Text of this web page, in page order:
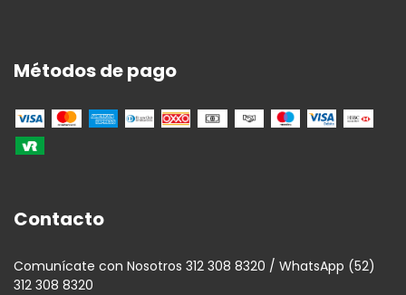
Métodos de pago
Contacto
Comunícate con Nosotros 312 308 8320 / WhatsApp (52)
312 308 8320